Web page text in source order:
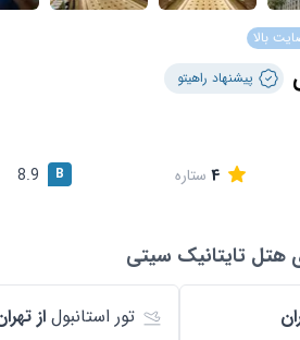
ارتباط با ما
بالا
پیشنهاد راهیتو
4 ستاره B
8.9
هتل تایتانیک سیتی
تور استانبول از